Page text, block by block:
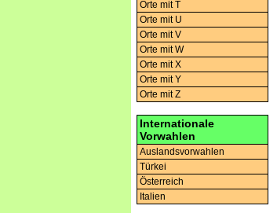
Orte mit T
Orte mit U
Orte mit V
Orte mit W
Orte mit X
Orte mit Y
Orte mit Z
Internationale
Vorwahlen
Auslandsvorwahlen
Türkei
Österreich
Italien